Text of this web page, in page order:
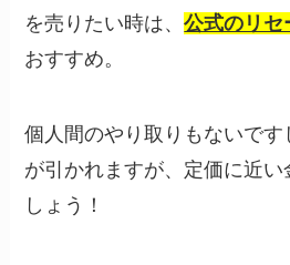
を売りたい時は、公式のリセ
おすすめ。
個人間のやり取りもないで
が引かれますが、定価に近
しょう！